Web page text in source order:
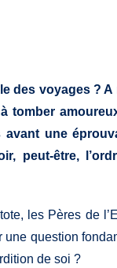
des voyages ?
tomber
une
peut-être,
les Pères de
question
de soi ?